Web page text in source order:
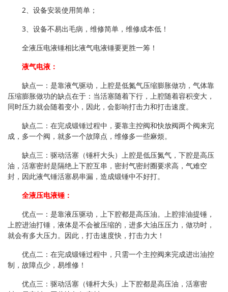
2、设备安装使用简单；
3、设备不易出毛病，维修简单，维修成本低！
全液压电液锤相比液气电液锤要更胜一筹！
液气电液：
缺点一：是靠液气驱动，上腔是低氮气压缩膨胀做功，气体靠
压缩膨胀做功的缺点在于：当活塞随着下行，上腔随着容积变大，
同时压力就会随着变小，因此，会影响打击力和打击速度。
缺点二：在完成锻锤过程中，要靠主控阀和快放阀两个阀来完
成，多一个阀，就多一个故障点，维修多一些麻烦。
缺点三：驱动活塞（锤杆大头）上腔是低压氮气，下腔是高压
油，活塞密封是隔绝上下腔互串，密封气密封圈要求高，气难空
封，因此液气锤活塞易串漏，造成锻锤中不好打。
全液压电液锤：
优点一：是靠液压驱动，上下腔都是高压油。上腔排油提锤，
上腔进油打锤，液体是不会被压缩的，进多大油压压力，做功时，
就会有多大压力。因此，打击速度快，打击力大！
优点二：在完成锻锤过程中，只需一个主控阀来完成进出油控
制，故障点少，易维修！
优点三：驱动活塞（锤杆大头）上下腔都是高压油，活塞密